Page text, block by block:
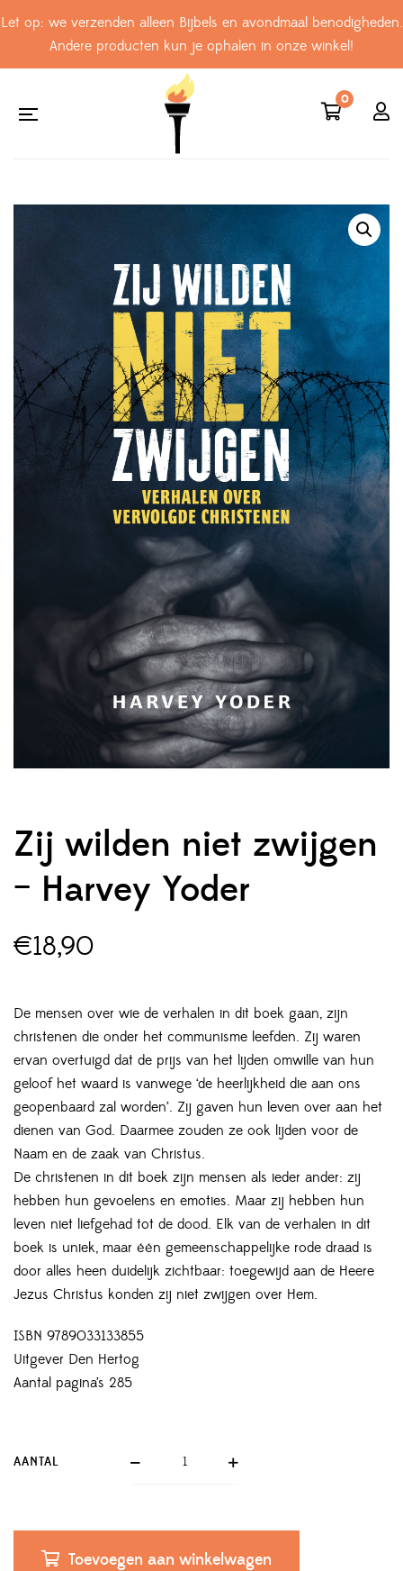
Let op: we verzenden alleen Bijbels en avondmaal benodigheden.
Andere producten kun je ophalen in onze winkel!
0
Zij wilden niet zwijgen
– Harvey Yoder
€18,90
De mensen over wie de verhalen in dit boek gaan, zijn
christenen die onder het communisme leefden. Zij waren
ervan overtuigd dat de prijs van het lijden omwille van hun
geloof het waard is vanwege ‘de heerlijkheid die aan ons
geopenbaard zal worden’. Zij gaven hun leven over aan het
dienen van God. Daarmee zouden ze ook lijden voor de
Naam en de zaak van Christus.
De christenen in dit boek zijn mensen als ieder ander: zij
hebben hun gevoelens en emoties. Maar zij hebben hun
leven niet liefgehad tot de dood. Elk van de verhalen in dit
boek is uniek, maar één gemeenschappelijke rode draad is
door alles heen duidelijk zichtbaar: toegewijd aan de Heere
Jezus Christus konden zij niet zwijgen over Hem.
ISBN 9789033133855
Uitgever Den Hertog
Aantal pagina’s 285
AANTAL
Toevoegen aan winkelwagen